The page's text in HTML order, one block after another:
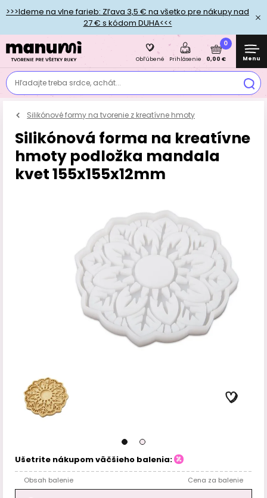
>>>Ideme na vlne farieb: Zľava 3,5 € na všetko pre nákupy nad
27 € s kódom DUHA<<<
Hľadajte treba srdce, achát...
Obľúbené Prihlásenie
0
0,00 € Menu
Silikónové formy na tvorenie z kreatívne hmoty
Silikónová forma na kreatívne
hmoty podložka mandala
kvet 155x155x12mm
Ušetrite nákupom väčšieho balenia:
Obsah balenie Cena za balenie